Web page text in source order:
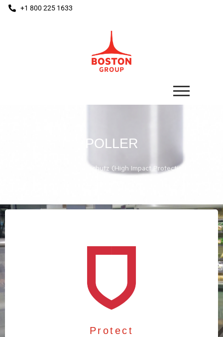
+1 800 225 1633
POLLER
Poller mit hohem Aufprallschutz (High Impact Protection System)
Protect